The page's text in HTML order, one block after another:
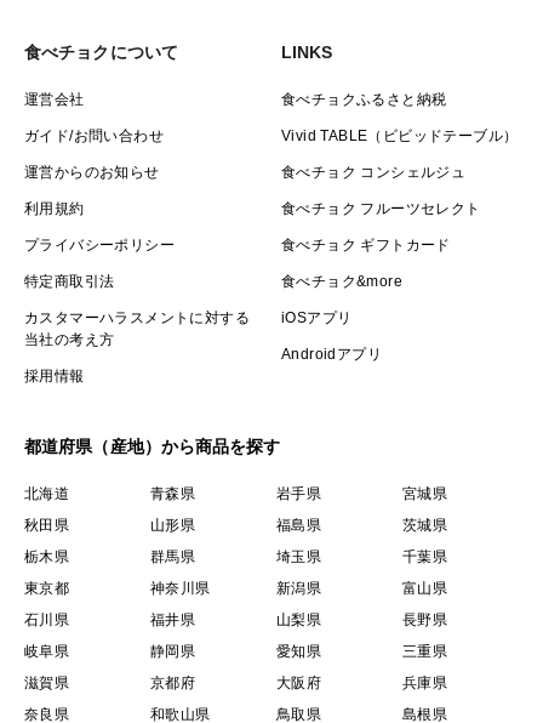
食べチョクについて
運営会社
ガイド/お問い合わせ
運営からのお知らせ
利用規約
プライバシーポリシー
特定商取引法
カスタマーハラスメントに対する
当社の考え方
採用情報
LINKS
食べチョクふるさと納税
Vivid TABLE（ビビッドテーブル）
食べチョク コンシェルジュ
食べチョク フルーツセレクト
食べチョク ギフトカード
食べチョク&more
iOSアプリ
Androidアプリ
都道府県（産地）から商品を探す
北海道 青森県 岩手県
宮城県
秋田県
山形県 福島県
茨城県
栃木県
群馬県 埼玉県
千葉県
東京都
神奈川県 新潟県
富山県
石川県
福井県 山梨県
長野県
岐阜県
静岡県 愛知県
三重県
滋賀県
京都府 大阪府
兵庫県
奈良県
和歌山県 鳥取県 島根県